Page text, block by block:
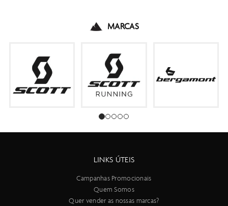
MARCAS
LINKS ÚTEIS
Campanhas Promocionais
Quem Somos
Quer vender as nossas marcas?